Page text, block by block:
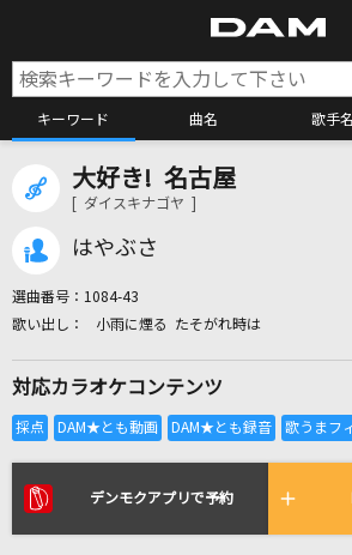
キーワード 曲名 歌手名
カラオケ検索
全国りれき
リアルタイムで歌われている
大好き! 名古屋
[ ダイスキナゴヤ ]
はやぶさ
選曲番号： 1084-43
小雨に煙る たそがれ時は
対応カラオケコンテンツ
デンモクアプリで予約